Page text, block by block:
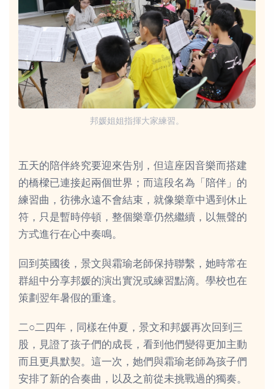
邦媛姐姐指揮大家練習。
五天的陪伴終究要迎來告別，但這座因音樂而搭建
的橋樑已連接起兩個世界；而這段名為「陪伴」的
練習曲，彷彿永遠不會結束，就像樂章中遇到休止
符，只是暫時停頓，整個樂章仍然繼續，以無聲的
方式進行在心中奏鳴。
回到英國後，景文與霜瑜老師保持聯繫，她時常在
群組中分享邦媛的演出實況或練習點滴。學校也在
策劃翌年暑假的重逢。
二○二四年，同樣在仲夏，景文和邦媛再次回到三
股，見證了孩子們的成長，看到他們變得更加主動
而且更具默契。這一次，她們與霜瑜老師為孩子們
安排了新的合奏曲，以及之前從未挑戰過的獨奏。